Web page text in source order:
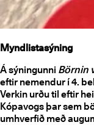
Myndlistasýning
Á sýningunni Börnin
eftir nemendur í 4.
Verkin urðu til eftir
Kópavogs þar sem
umhverfið með